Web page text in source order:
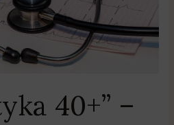
40+” –